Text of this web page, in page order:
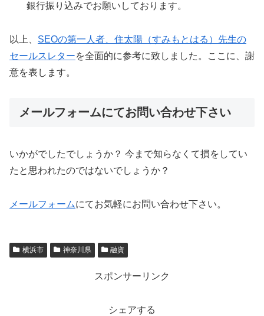
銀行振り込みでお願いしております。
以上、 SEOの第一人者、住太陽（すみもとはる）先生の
セールスレターを全面的に参考に致しました。ここに、謝
意を表します。
メールフォームにてお問い合わせ下さい
いかがでしたでしょうか？ 今まで知らなくて損をしてい
たと思われたのではないでしょうか？
メールフォームにてお気軽にお問い合わせ下さい。
横浜市 神奈川県 融資
スポンサーリンク
シェアする